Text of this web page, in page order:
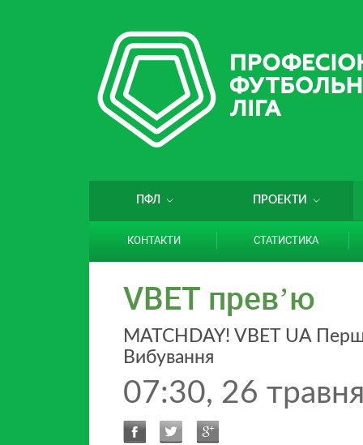
ПФЛ ПРОЕКТИ
КОНТАКТИ СТАТИСТИКА
VBET превʼю
MATCHDAY! VBET UA
Вибування
07:30, 26